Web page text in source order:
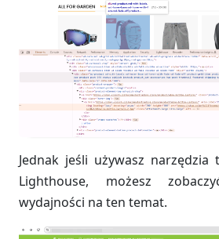
Jednak jeśli używasz
Lighthouse, możesz
wydajności na ten temat.